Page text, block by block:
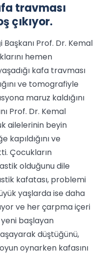
travması
çıkıyor.
Prof. Dr. Kemal
hemen
kafa travması
ve tomografiyle
maruz kaldığını
Prof. Dr. Kemal
ailelerinin beyin
kapıldığını ve
Çocukların
olduğunu dile
kafatası, problemi
yaşlarda ise daha
ve her çarpma içeri
başlayan
düştüğünü,
oynarken kafasını